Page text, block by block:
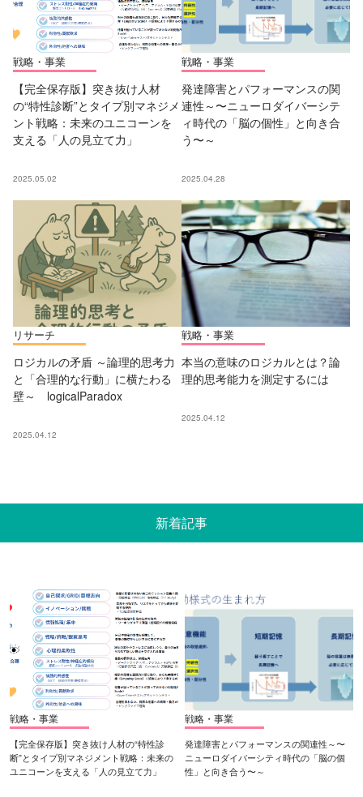
戦略・事業
【完全保存版】突き抜け人材
の“特性診断”とタイプ別マネジメ
ント戦略：未来のユニコーンを
支える「人の見立て力」
2025.05.02
戦略・事業
発達障害とパフォーマンスの関
連性～〜ニューロダイバーシテ
ィ時代の「脳の個性」と向き合
う〜～
2025.04.28
リサーチ
ロジカルの矛盾 ～論理的思考力
と「合理的な行動」に横たわる
壁～ logicalParadox
2025.04.12
戦略・事業
本当の意味のロジカルとは？論
理的思考能力を測定するには
2025.04.12
新着記事
戦略・事業
【完全保存版】突き抜け人材の“特性診
断”とタイプ別マネジメント戦略：未来の
ユニコーンを支える「人の見立て力」
戦略・事業
発達障害とパフォーマンスの関連性～〜
ニューロダイバーシティ時代の「脳の個
性」と向き合う〜～